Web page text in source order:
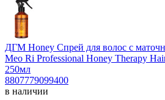
ДГМ Honey Спрей для волос с
Meo Ri Professional Honey Therapy
250мл
8807779099400
в наличии